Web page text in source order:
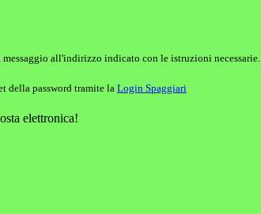
all'indirizzo indicato con le istruzioni necessarie.
della password tramite la Login Spaggiari
elettronica!